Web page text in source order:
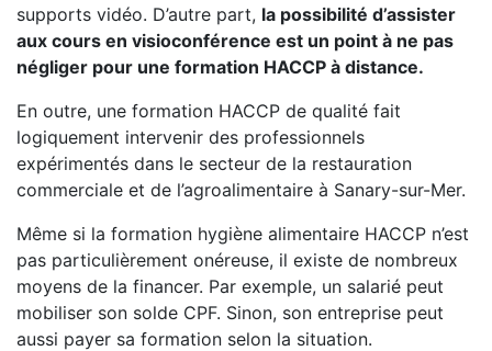
supports vidéo. D’autre part, la possibilité d’assister
aux cours en visioconférence est un point à ne pas
négliger pour une formation HACCP à distance.
En outre, une formation HACCP de qualité fait
logiquement intervenir des professionnels
expérimentés dans le secteur de la restauration
commerciale et de l’agroalimentaire à Sanary-sur-Mer.
Même si la formation hygiène alimentaire HACCP n’est
pas particulièrement onéreuse, il existe de nombreux
moyens de la financer. Par exemple, un salarié peut
mobiliser son solde CPF. Sinon, son entreprise peut
aussi payer sa formation selon la situation.